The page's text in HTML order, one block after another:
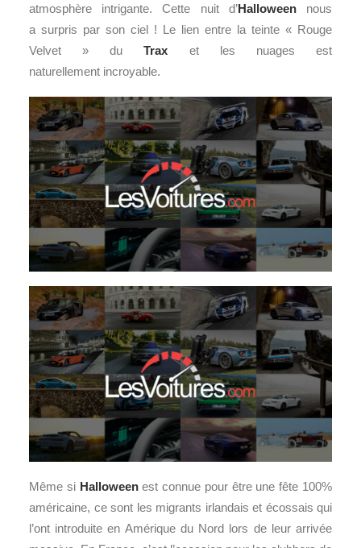
atmosphère intrigante. Cette nuit d’Halloweennous
a surpris par son ciel ! Le lien entre la teinte « Rouge
Velvet » duTrax et les nuages est
naturellement incroyable.
Même si Halloweenest connue pour être une fête 100%
américaine, ce sont les migrants irlandais et écossais qui
l’ont introduite en Amérique du Nord lors de leur arrivée